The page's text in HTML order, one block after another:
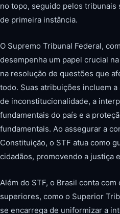
no topo, seguido pelos
de primeira instância.
O Supremo Tribunal Federal,
desempenha um papel crucial
na resolução de questões que
todo. Suas atribuições incluem
de inconstitucionalidade, a
fundamentais do país e a
fundamentais. Ao assegurar a
Constituição, o STF atua como
cidadãos, promovendo a justiça
Além do STF, o Brasil conta
superiores, como o Superior
se encarrega de uniformizar a